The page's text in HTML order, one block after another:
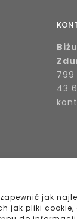
jak
jak pliki
799
43